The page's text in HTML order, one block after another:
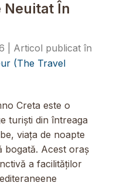
Neuitat În
(The Travel
Creta este o
turiști din întreaga
viața de noapte
bogată. Acest oraș
a facilităților